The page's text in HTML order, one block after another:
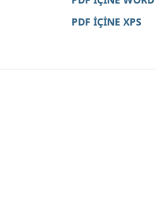
PDF İÇİNE XPS